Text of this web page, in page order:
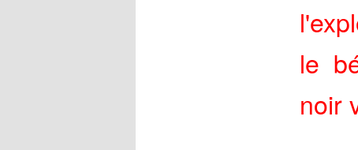
le
noir